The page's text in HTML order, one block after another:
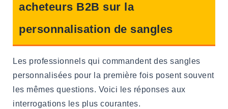
acheteurs B2B sur la
personnalisation de sangles
Les professionnels qui commandent des sangles
personnalisées pour la première fois posent souvent
les mêmes questions. Voici les réponses aux
interrogations les plus courantes.